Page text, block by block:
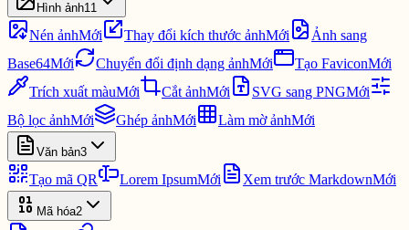
Hình ảnh11
Nén ảnhMới Thay đổi kích thước ảnhMới
Ảnh sang
Base64Mới Chuyển đổi định dạng ảnhMới Tạo FaviconMới
Trích xuất màuMới Cắt ảnhMới SVG sang PNGMới
Bộ lọc ảnhMới Ghép ảnhMới Làm mờ ảnhMới
Văn bản3
Tạo mã QR Lorem IpsumMới Xem trước MarkdownMới
Mã hóa2